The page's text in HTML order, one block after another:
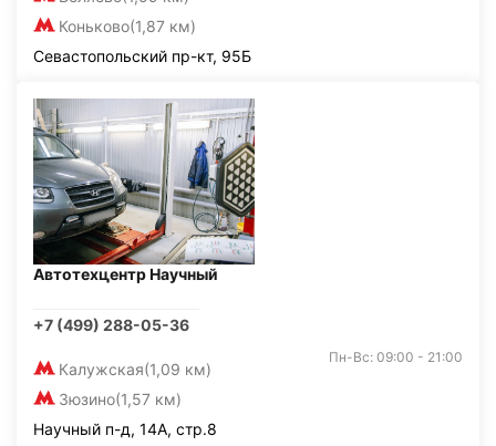
Коньково(1,87 км)
Севастопольский пр-кт, 95Б
Автотехцентр Научный
+7 (499) 288-05-36
Калужская(1,09 км)
Зюзино(1,57 км)
Пн-Вс: 09:00 - 21:00
Научный п-д, 14А, стр.8